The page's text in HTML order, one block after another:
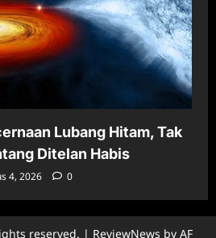
Lubang Hitam, Tak
Ditelan Habis
4, 2026 0
reserved. | ReviewNews by AF